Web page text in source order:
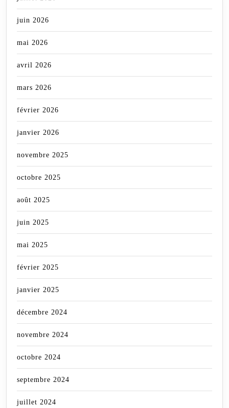
juin 2026
mai 2026
avril 2026
mars 2026
février 2026
janvier 2026
novembre 2025
octobre 2025
août 2025
juin 2025
mai 2025
février 2025
janvier 2025
décembre 2024
novembre 2024
octobre 2024
septembre 2024
juillet 2024